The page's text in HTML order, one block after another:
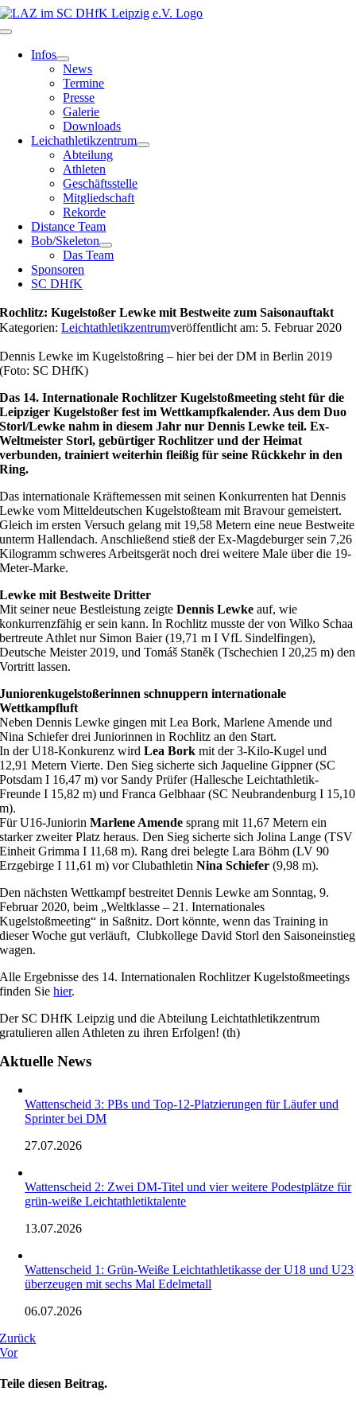
Zum
Inhalt
Toggle
Navigation
Infos
News
Termine
Presse
Galerie
Downloads
Leichathletikzentrum
Abteilung
Athleten
Geschäftsstelle
Mitgliedschaft
Rekorde
Distance Team
Bob/Skeleton
Das Team
Sponsoren
SC DHfK
Rochlitz: Kugelstoßer Lewke mit Bestweite zum Saisonauftakt
Kategorien:Leichtathletikzentrumveröffentlicht am: 5. Februar 2020
Dennis Lewke im Kugelstoßring – hier bei der DM in Berlin 2019
(Foto: SC DHfK)
Das 14. Internationale Rochlitzer Kugelstoßmeeting steht für die
Leipziger Kugelstoßer fest im Wettkampfkalender. Aus dem Duo
Storl/Lewke nahm in diesem Jahr nur Dennis Lewke teil. Ex-
Weltmeister Storl, gebürtiger Rochlitzer und der Heimat
verbunden, trainiert weiterhin fleißig für seine Rückkehr in den
Ring.
Das internationale Kräftemessen mit seinen Konkurrenten hat Dennis
Lewke vom Mitteldeutschen Kugelstoßteam mit Bravour gemeistert.
Gleich im ersten Versuch gelang mit 19,58 Metern eine neue Bestweite
unterm Hallendach. Anschließend stieß der Ex-Magdeburger sein 7,26
Kilogramm schweres Arbeitsgerät noch drei weitere Male über die 19-
Meter-Marke.
Lewke mit Bestweite Dritter
Mit seiner neue Bestleistung zeigteDennis Lewke auf, wie
konkurrenzfähig er sein kann. In Rochlitz musste der von Wilko Schaa
bertreute Athlet nur Simon Baier (19,71 m I VfL Sindelfingen),
Deutsche Meister 2019, und Tomáš Staněk (Tschechien I 20,25 m) den
Vortritt lassen.
Juniorenkugelstoßerinnen schnuppern internationale
Wettkampfluft
Neben Dennis Lewke gingen mit Lea Bork, Marlene Amende und
Nina Schiefer drei Juniorinnen in Rochlitz an den Start.
In der U18-Konkurenz wird Lea Bork mit der 3-Kilo-Kugel und
12,91 Metern Vierte. Den Sieg sicherte sich Jaqueline Gippner (SC
Potsdam I 16,47 m) vor Sandy Prüfer (Hallesche Leichtathletik-
Freunde I 15,82 m) und Franca Gelbhaar (SC Neubrandenburg I 15,10
m).
Für U16-JuniorinMarlene Amende sprang mit 11,67 Metern ein
starker zweiter Platz heraus. Den Sieg sicherte sich Jolina Lange (TSV
Einheit Grimma I 11,68 m). Rang drei belegte Lara Böhm (LV 90
Erzgebirge I 11,61 m) vor ClubathletinNina Schiefer (9,98 m).
Den nächsten Wettkampf bestreitet Dennis Lewke am Sonntag, 9.
Februar 2020, beim „Weltklasse – 21. Internationales
Kugelstoßmeeting“ in Saßnitz. Dort könnte, wenn das Training in
dieser Woche gut verläuft, Clubkollege David Storl den Saisoneinstieg
wagen.
Alle Ergebnisse des 14. Internationalen Rochlitzer Kugelstoßmeetings
finden Siehier.
Der SC DHfK Leipzig und die Abteilung Leichtathletikzentrum
gratulieren allen Athleten zu ihren Erfolgen! (th)
Aktuelle News
Wattenscheid 3: PBs und Top-12-Platzierungen für Läufer und
Sprinter bei DM
27.07.2026
Wattenscheid 2: Zwei DM-Titel und vier weitere Podestplätze für
grün-weiße Leichtathletiktalente
13.07.2026
Wattenscheid 1: Grün-Weiße Leichtathletikasse der U18 und U23
überzeugen mit sechs Mal Edelmetall
06.07.2026
Zurück
Vor
Teile diesen Beitrag.